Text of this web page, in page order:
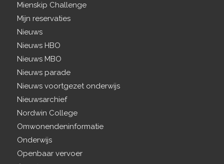
Mienskip Challenge
Mijn reservaties
Nieuws
Nieuws HBO
Nieuws MBO
Nieuws parade
Nieuws voortgezet onderwijs
Nieuwsarchief
Nordwin College
Omwonendeninformatie
Onderwijs
Openbaar vervoer